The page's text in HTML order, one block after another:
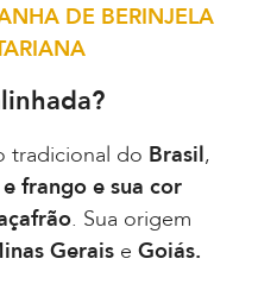
DE BERINJELA
tradicional do Brasil,
frango e sua cor
. Sua origem
Gerais e Goiás.